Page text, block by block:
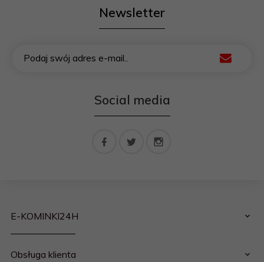
Newsletter
Podaj swój adres e-mail..
Social media
Obsługa klienta
E-KOMINKI24H